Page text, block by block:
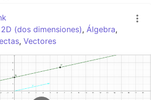
Abrir sesión
(dos dimensiones), Álgebra,
, Vectores